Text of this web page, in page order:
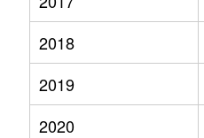
2018
2019
2020